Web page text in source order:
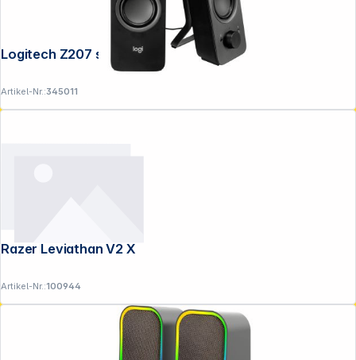
Logitech Z207 schwarz
Artikel-Nr.:345011
Razer Leviathan V2 X
Artikel-Nr.:100944